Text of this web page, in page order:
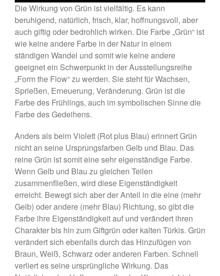
• Ausstellung DORTMUNDER
EXPORT 2.0 – »TAKE ME TO
CHURCH« – Malerei,
Fotografie, Installation, Objekt
• Ausstellung –
»OHDUFRÖHLICHE« –
Malerei, Grafik, Objekt,
Fotografie, Performance
Juli 2026
Oktober 2025
August 2025
Februar 2025
Oktober 2024
August 2024
Juli 2024
Juni 2024
Die Wirkung von Grün ist vielfältig. Es kann
beruhigend, natürlich, frisch, klar, hoffnungsvoll, aber
auch giftig oder bedrohlich wirken. Die Farbe „Grün“ ist
wie keine andere Farbe in der Natur in einem
ständigen Wandel und somit wie keine andere
geeignet ein Schwerpunkt in der Ausstellungsreihe
„Form the Flow“ zu werden. Sie steht für Wachsen,
Sprießen, Erneuerung, Veränderung. Grün ist die
Farbe des Frühlings, auch im symbolischen Sinne die
Farbe des Gedeihens.
Anders als beim Violett (Rot plus Blau) erinnert Grün
nicht an seine Ursprungsfarben Gelb und Blau. Das
reine Grün ist somit eine sehr eigenständige Farbe.
Wenn Gelb und Blau zu gleichen Teilen
zusammenfließen, wird diese Eigenständigkeit
erreicht. Bewegt sich aber der Anteil in die eine (mehr
Gelb) oder andere (mehr Blau) Richtung, so gibt die
Farbe ihre Eigenständigkeit auf und verändert ihren
Charakter bis hin zum Giftgrün oder kalten Türkis. Grün
verändert sich ebenfalls durch das Hinzufügen von
Braun, Weiß, Schwarz oder anderen Farben. Schnell
verliert es seine ursprüngliche Wirkung. Das